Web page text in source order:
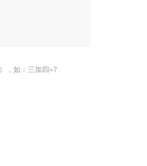
，如：三加四=7